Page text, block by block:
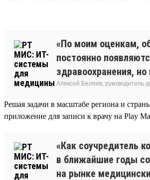
«По моим оценкам,
постоянно
здравоохранения,
Алексей Беляев, руководитель
Решая задачи в масштабе региона и
приложение для записи к врачу на Play
«Как соучредитель
в ближайшие годы
на рынке